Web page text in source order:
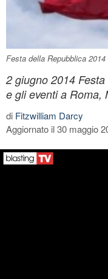
Festa della Repubblica 2014
2 giugno 2014
e gli eventi a Roma,
di Fitzwilliam Darcy
Aggiornato il 30 maggio